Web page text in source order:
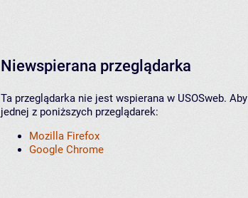
Niewspierana przeglądarka
Ta przeglądarka nie jest wspierana w USOSweb.
jednej z poniższych przeglądarek:
Mozilla Firefox
Google Chrome